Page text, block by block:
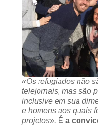
«Os refugiados não
telejornais, mas são
inclusive em sua
e homens aos quais
projetos». É a